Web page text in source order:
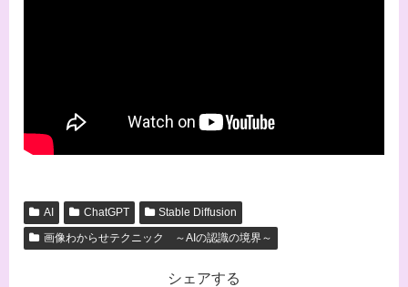
AI ChatGPT
Stable Diffusion
画像わからせテクニック ～AIの認識の境界～
シェアする